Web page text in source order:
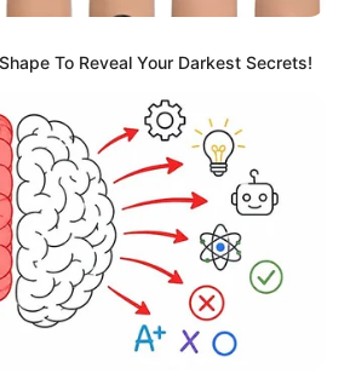
To Reveal Your Darkest Secrets!